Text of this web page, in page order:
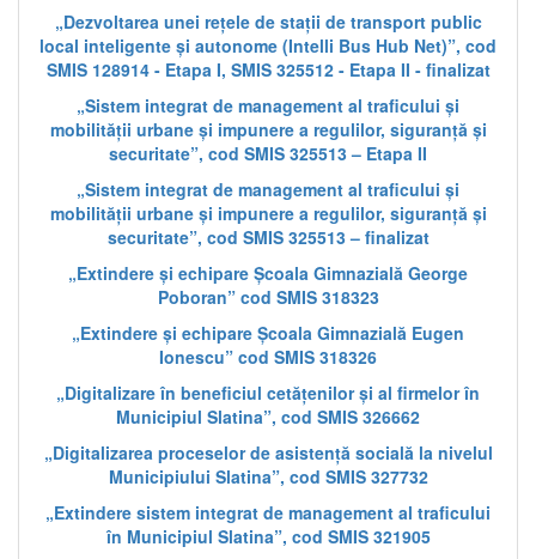
„Dezvoltarea unei rețele de stații de transport public
local inteligente și autonome (Intelli Bus Hub Net)”, cod
SMIS 128914 - Etapa I, SMIS 325512 - Etapa II - finalizat
„Sistem integrat de management al traficului și
mobilității urbane și impunere a regulilor, siguranță și
securitate”, cod SMIS 325513 – Etapa II
„Sistem integrat de management al traficului și
mobilității urbane și impunere a regulilor, siguranță și
securitate”, cod SMIS 325513 – finalizat
„Extindere și echipare Școala Gimnazială George
Poboran” cod SMIS 318323
„Extindere și echipare Școala Gimnazială Eugen
Ionescu” cod SMIS 318326
„Digitalizare în beneficiul cetățenilor și al firmelor în
Municipiul Slatina”, cod SMIS 326662
„Digitalizarea proceselor de asistență socială la nivelul
Municipiului Slatina”, cod SMIS 327732
„Extindere sistem integrat de management al traficului
în Municipiul Slatina”, cod SMIS 321905